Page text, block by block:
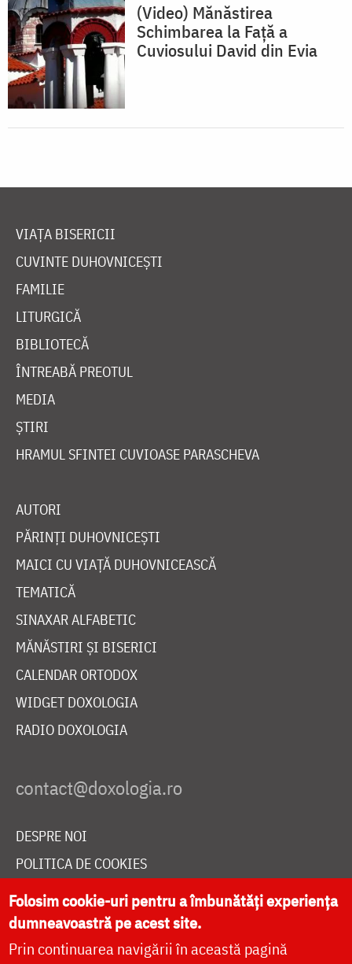
(Video) Mănăstirea
Schimbarea la Faţă a
Cuviosului David din Evia
VIAȚA BISERICII
CUVINTE DUHOVNICEȘTI
FAMILIE
LITURGICĂ
BIBLIOTECĂ
ÎNTREABĂ PREOTUL
MEDIA
ȘTIRI
HRAMUL SFINTEI CUVIOASE PARASCHEVA
AUTORI
PĂRINȚI DUHOVNICEȘTI
MAICI CU VIAȚĂ DUHOVNICEASCĂ
TEMATICĂ
SINAXAR ALFABETIC
MĂNĂSTIRI ȘI BISERICI
CALENDAR ORTODOX
WIDGET DOXOLOGIA
RADIO DOXOLOGIA
DESPRE NOI
POLITICA DE COOKIES
DONEAZĂ ONLINE PENTRU CATEDRALA NAȚIONALĂ
LIVE
Folosim cookie-uri pentru a îmbunătăți experiența
dumneavoastră pe acest site.
Prin continuarea navigării în această pagină